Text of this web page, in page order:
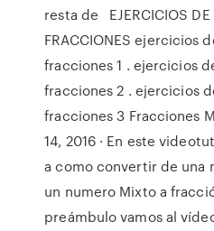
resta de EJERCICIOS DE
FRACCIONES ejercicios
fracciones 1 . ejercicios
fracciones 2 . ejercicios
fracciones 3 Fracciones
14, 2016 · En este
a como convertir de una
un numero Mixto a
preámbulo vamos al